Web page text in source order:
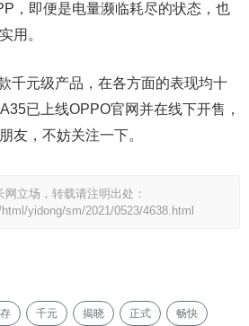
，即便是电量濒临耗尽的状态，也
用。
元级产品，在各方面的表现均十
已上线OPPO官网并在线下开售，
友，不妨关注一下。
立场，转载请注明出处：
yidong/sm/2021/0523/4638.html
千元 揭晓 正式 畅快